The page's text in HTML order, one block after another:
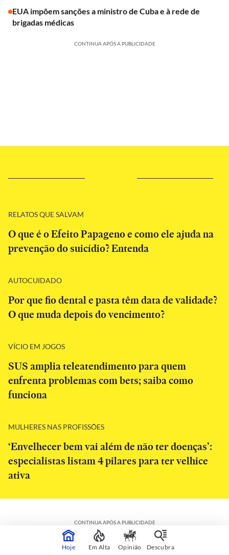
EUA impõem sanções a ministro de Cuba e à rede de
brigadas médicas
CONTINUA APÓS A PUBLICIDADE
RELATOS QUE SALVAM
O que é o Efeito Papageno e como ele ajuda na
prevenção do suicídio? Entenda
AUTOCUIDADO
Por que fio dental e pasta têm data de validade?
O que muda depois do vencimento?
VÍCIO EM JOGOS
SUS amplia teleatendimento para quem
enfrenta problemas com bets; saiba como
funciona
MULHERES NAS PROFISSÕES
‘Envelhecer bem vai além de não ter doenças’:
especialistas listam 4 pilares para ter velhice
ativa
CONTINUA APÓS A PUBLICIDADE
Hoje Em Alta Opinião Descubra